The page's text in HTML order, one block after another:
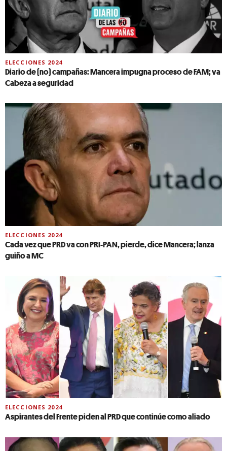
ELECCIONES 2024
Diario de (no) campañas: Mancera impugna proceso de FAM; va
Cabeza a seguridad
ELECCIONES 2024
Cada vez que PRD va con PRI-PAN, pierde, dice Mancera; lanza
guiño a MC
ELECCIONES 2024
Aspirantes del Frente piden al PRD que continúe como aliado